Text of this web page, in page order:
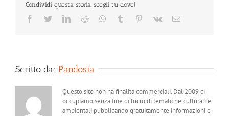
Condividi questa storia, scegli tu dove!
Facebook
TwitterLinkedIn
Reddit Whatsapp
Tumblr Pinterest
Vk Email
Scritto da: Pandosia
Questo sito non ha finalità commerciali. Dal 2009 ci
occupiamo senza fine di lucro di tematiche culturali e
ambientali pubblicando gratuitamente informazioni e